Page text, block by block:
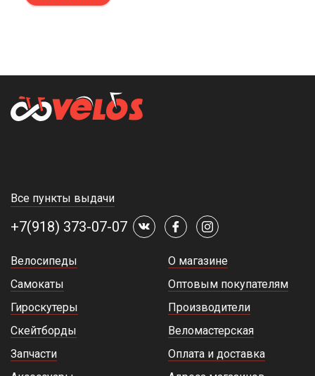
Все пункты выдачи
+7(918) 373-07-07
Велосипеды
Самокаты
Гироскутеры
Скейтборды
Запчасти
О магазине
Оптовым покупателям
Производители
Веломастерская
Оплата и доставка